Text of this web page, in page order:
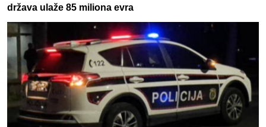
država ulaže 85 miliona evra